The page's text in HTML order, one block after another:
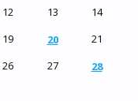
12 13
14
19 20
21
26 27
28